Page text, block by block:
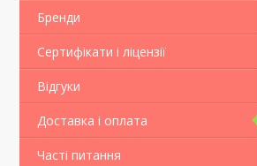
Бренди
Сертифікати і ліцензії
Відгуки
Доставка і оплата
Часті питання